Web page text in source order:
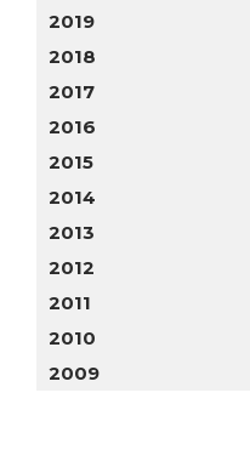
2019
2018
2017
2016
2015
2014
2013
2012
2011
2010
2009